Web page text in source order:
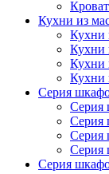
Кухни из
Кухни
Кухни
Кухни
Кухни
Серия
Серия
Серия
Серия
Серия
Серия